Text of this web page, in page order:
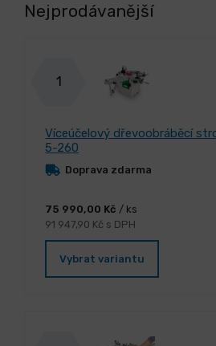
Nejprodávanější
1
Víceúčelový dřevoobráběcí
5-260
Doprava zdarma
75 990,00 Kč / ks
91 947,90 Kč s DPH
Vybrat variantu